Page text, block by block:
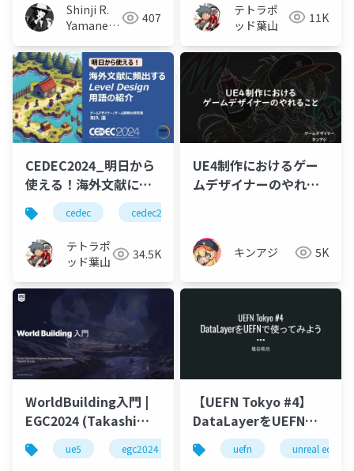
Shinji R.
Yamane
407
テトラポ
ッド葉山
11K
CEDEC2024_明日から
使える！海外文献に頻
出するLevel Design用
語の紹介
cedec cedec2024
テトラポ
ッド葉山
34.5K
UE4制作におけるゲー
ムデザイナーのやれる
キンアジ 5K
WorldBuilding入門 |
EGC2024 (Takashi
Suzuki)ue5 egc2024
【UEFN Tokyo #4】
DataLayerをUEFNで
使ってみよう
uefn unreal editor